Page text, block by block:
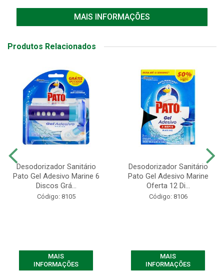
MAIS INFORMAÇÕES
Produtos Relacionados
Desodorizador Sanitário
Pato Gel Adesivo Marine 6
Discos Grá...
Código: 8105
MAIS
INFORMAÇÕES
Desodorizador Sanitário
Pato Gel Adesivo Marine
Oferta 12 Di...
Código: 8106
MAIS
INFORMAÇÕES